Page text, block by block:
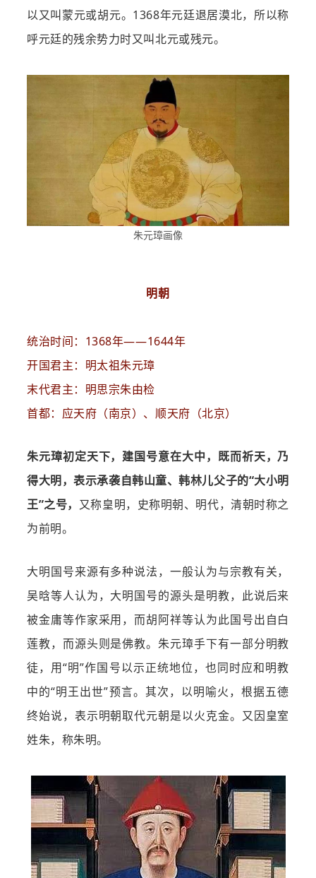
以又叫蒙元或胡元。1368年元廷退居漠北，所以称
呼元廷的残余势力时又叫北元或残元。
朱元璋画像
明朝
统治时间：1368年——1644年
开国君主：明太祖朱元璋
末代君主：明思宗朱由检
首都：应天府（南京）、顺天府（北京）
朱元璋初定天下，建国号意在大中，既而祈天，乃
得大明，表示承袭自韩山童、韩林儿父子的“大小明
王”之号， 又称皇明，史称明朝、明代，清朝时称之
为前明。
大明国号来源有多种说法，一般认为与宗教有关，
吴晗等人认为，大明国号的源头是明教，此说后来
被金庸等作家采用，而胡阿祥等认为此国号出自白
莲教，而源头则是佛教。朱元璋手下有一部分明教
徒，用“明”作国号以示正统地位，也同时应和明教
中的“明王出世”预言。其次，以明喻火，根据五德
终始说，表示明朝取代元朝是以火克金。又因皇室
姓朱，称朱明。